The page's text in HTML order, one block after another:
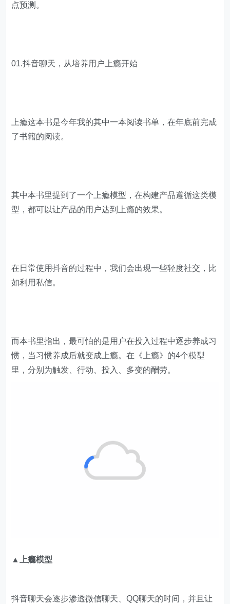
点预测。
01.抖音聊天，从培养用户上瘾开始
上瘾这本书是今年我的其中一本阅读书单，在年底前完成
了书籍的阅读。
其中本书里提到了一个上瘾模型，在构建产品遵循这类模
型，都可以让产品的用户达到上瘾的效果。
在日常使用抖音的过程中，我们会出现一些轻度社交，比
如利用私信。
而本书里指出，最可怕的是用户在投入过程中逐步养成习
惯，当习惯养成后就变成上瘾。在《上瘾》的4个模型
里，分别为触发、行动、投入、多变的酬劳。
▲上瘾模型
抖音聊天会逐步渗透微信聊天、QQ聊天的时间，并且让